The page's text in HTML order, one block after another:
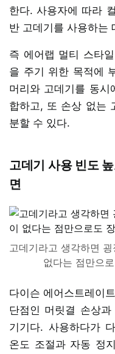
한다. 사용자에 따라
반 고데기를 사용하는
즉 에어랩 멀티 스타
을 주기 위한 목적에
머리와 고데기를 동시
합하고, 또 손상 없는
분할 수 있다.
고데기 사용 빈도
면
고데기라고 생각하면
없다는 점만으
다이슨 에어스트레이
단점인 머릿결 손상
기기다. 사용하다가
온도 조절과 자동 정